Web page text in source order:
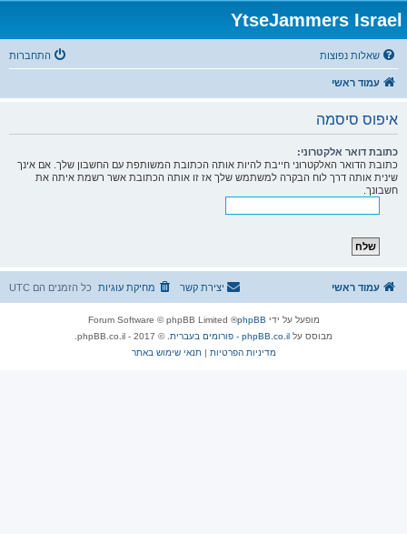
YtseJammers Israel
שאלות נפוצות התחברות
עמוד ראשי
איפוס סיסמה
כתובת דואר אלקטרוני:
כתובת הדואר האלקטרוני חייבת להיות אותה הכתובת המשותפת עם החשבון שלך. אם אינך
שינית אותה דרך לוח הבקרה למשתמש שלך אז זו אותה הכתובת אשר רשמת איתה את
חשבונך.
עמוד ראשי כל הזמנים הם UTC מחיקת עוגיות יצירת קשר
מופעל על ידי phpBB
® Forum Software © phpBB Limited
מבוסס על phpBB.co.il - פורומים בעברית
. © 2017 - phpBB.co.il.
מדיניות הפרטיות |תנאי שימוש באתר